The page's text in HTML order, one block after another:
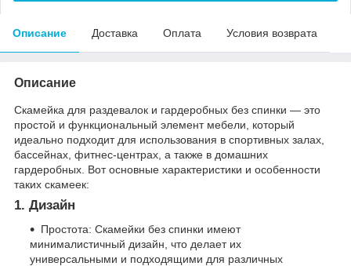
Описание Доставка Оплата Условия возврата
Описание
Скамейка для раздевалок и гардеробных без спинки — это
простой и функциональный элемент мебели, который
идеально подходит для использования в спортивных залах,
бассейнах, фитнес-центрах, а также в домашних
гардеробных. Вот основные характеристики и особенности
таких скамеек:
1. Дизайн
Простота: Скамейки без спинки имеют
минималистичный дизайн, что делает их
универсальными и подходящими для различных